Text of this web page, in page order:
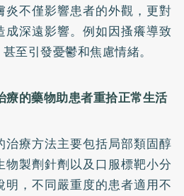
炎不僅影響患者的外觀，更對
成深遠影響。例如因搔癢導致
至引發憂鬱和焦慮情緒。
療的藥物助患者重拾正常生活
治療方法主要包括局部類固醇
物製劑針劑以及口服標靶小分
明，不同嚴重度的患者適用不